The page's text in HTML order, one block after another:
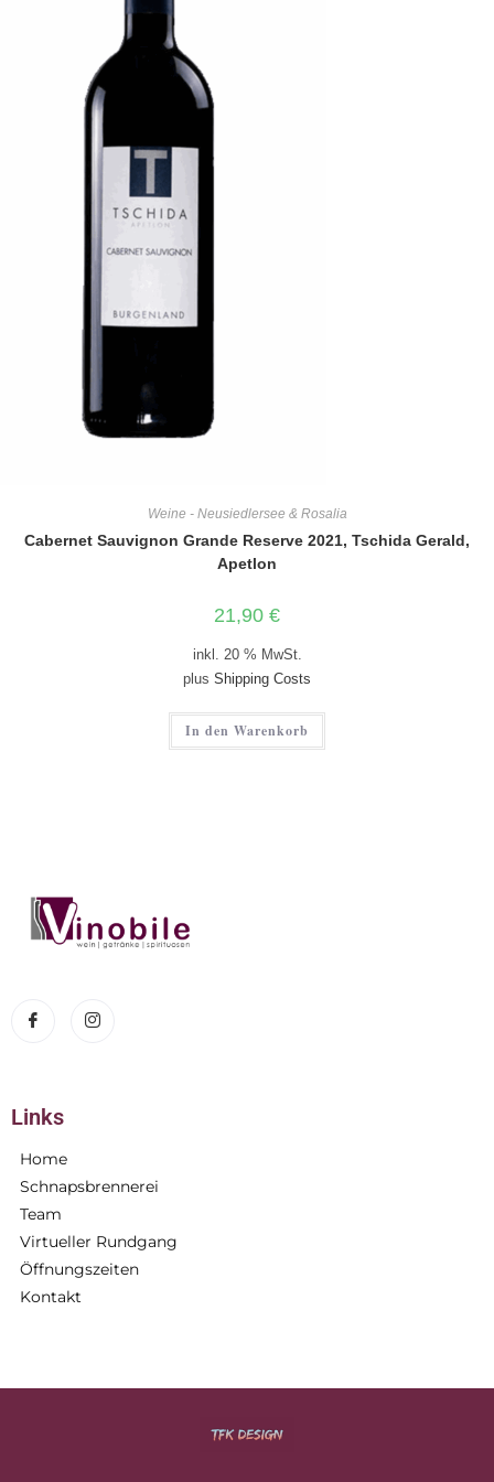
Weine - Neusiedlersee & Rosalia
Cabernet Sauvignon Grande Reserve 2021, Tschida Gerald,
Apetlon
21,90 €
inkl. 20 % MwSt.
plus Shipping Costs
In den Warenkorb
Links
Home
Schnapsbrennerei
Team
Virtueller Rundgang
Öffnungszeiten
Kontakt